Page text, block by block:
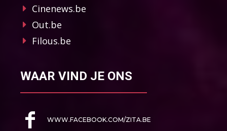
Cinenews.be
Out.be
Filous.be
WAAR VIND JE ONS
WWW.FACEBOOK.COM/ZITA.BE